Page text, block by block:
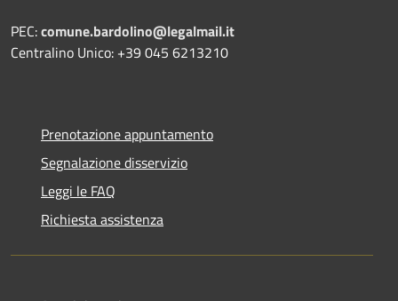
PEC:comune.bardolino@legalmail.it
Centralino Unico: +39 045 6213210
Prenotazione appuntamento
Segnalazione disservizio
Leggi le FAQ
Richiesta assistenza